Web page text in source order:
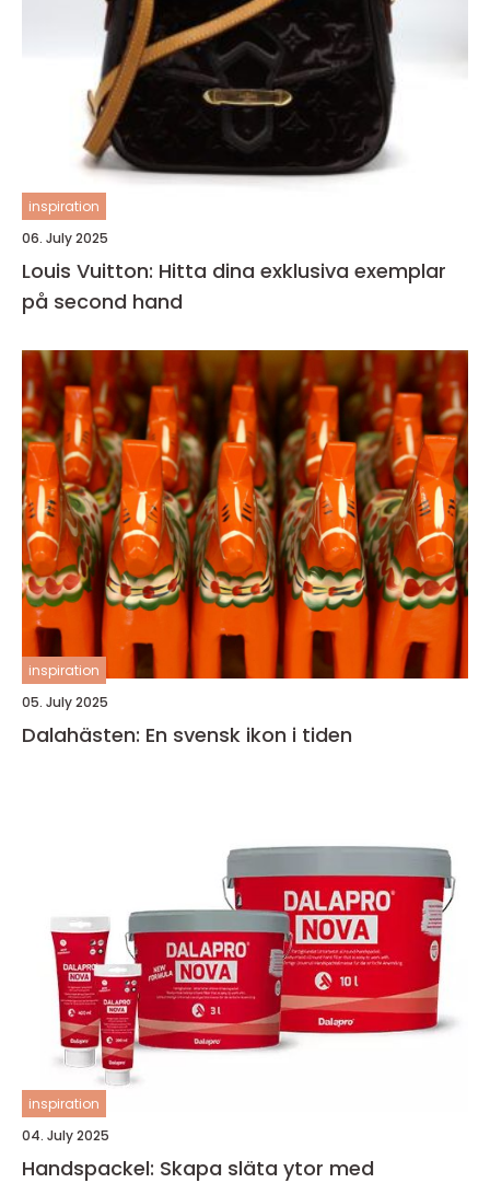
inspiration
06. July 2025
Louis Vuitton: Hitta dina exklusiva exemplar
på second hand
inspiration
05. July 2025
Dalahästen: En svensk ikon i tiden
inspiration
04. July 2025
Handspackel: Skapa släta ytor med